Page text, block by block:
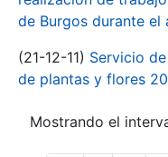
de Burgos durante el
(21-12-11) Servicio
de plantas y flores
Mostrando el